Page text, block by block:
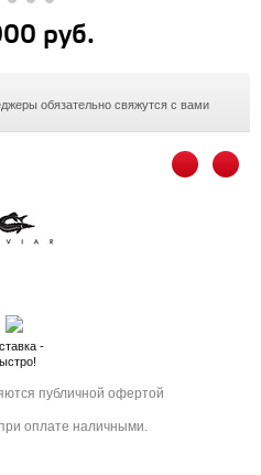
руб.
обязательно свяжутся с вами
-
публичной офертой
оплате наличными.